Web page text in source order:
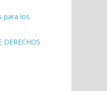
para los
DERECHOS